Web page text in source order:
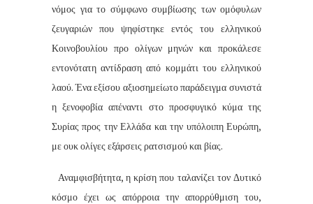
νόμος για το σύμφωνο συμβίωσης των ομόφυλων
ζευγαριών που ψηφίστηκε εντός του ελληνικού
Κοινοβουλίου προ ολίγων μηνών και προκάλεσε
εντονότατη αντίδραση από κομμάτι του ελληνικού
λαού. Ένα εξίσου αξιοσημείωτο παράδειγμα συνιστά
η ξενοφοβία απέναντι στο προσφυγικό κύμα της
Συρίας προς την Ελλάδα και την υπόλοιπη Ευρώπη,
με ουκ ολίγες εξάρσεις ρατσισμού και βίας.
Αναμφισβήτητα, η κρίση που ταλανίζει τον Δυτικό
κόσμο έχει ως απόρροια την απορρύθμιση του,